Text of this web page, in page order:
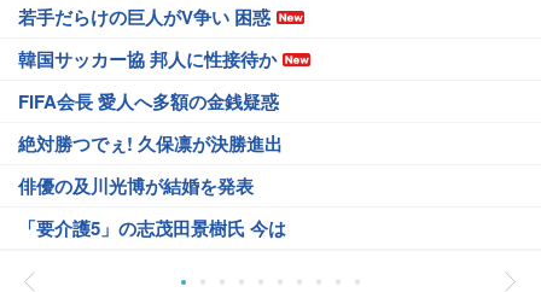
若手だらけの巨人がV争い 困惑
韓国サッカー協 邦人に性接待か
FIFA会長 愛人へ多額の金銭疑惑
絶対勝つでぇ! 久保凛が決勝進出
俳優の及川光博が結婚を発表
「要介護5」の志茂田景樹氏 今は